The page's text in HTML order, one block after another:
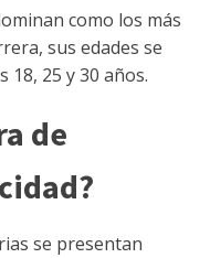
como los más
sus edades se
25 y 30 años.
de
se presentan